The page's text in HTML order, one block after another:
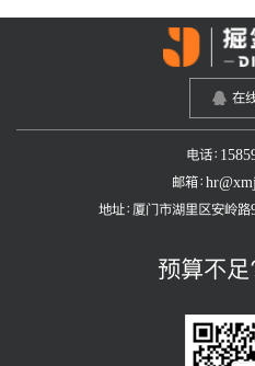
在
电话：
邮箱：
地址：厦门市湖里区安岭
预算不足